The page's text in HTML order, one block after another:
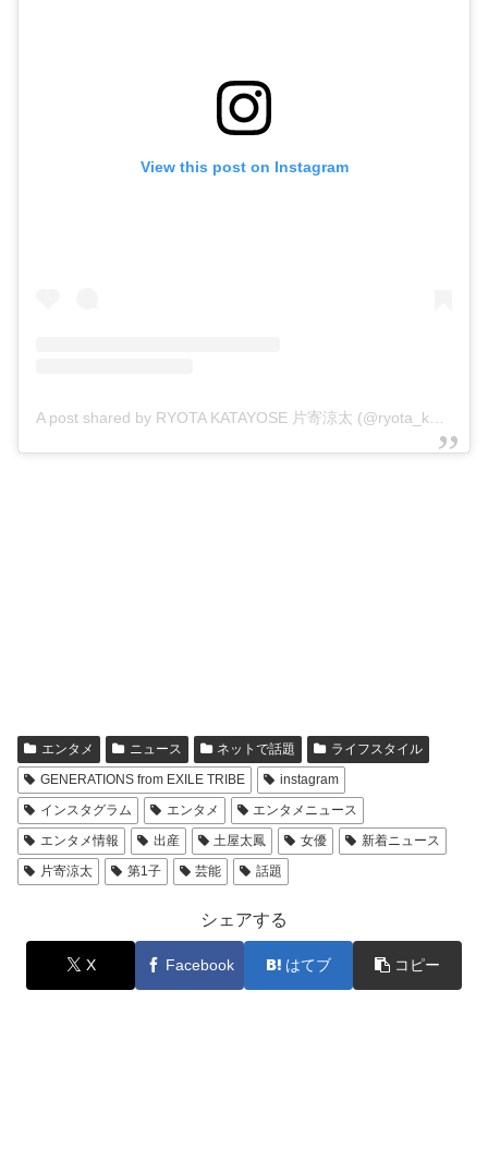
View this post on Instagram
エンタメ ニュース ネットで話題
ライフスタイル
GENERATIONS from EXILE TRIBE
instagram
インスタグラム
エンタメ
エンタメニュース
エンタメ情報
出産 土屋太鳳 女優
新着ニュース
片寄涼太
第1子 芸能 話題
シェアする
X Facebook はてブ コピー